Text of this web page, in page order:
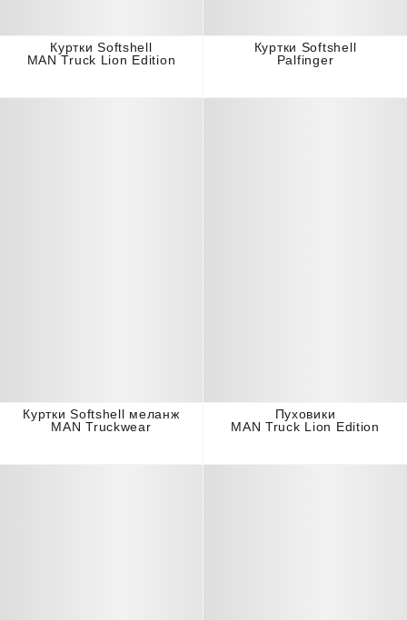
Куртки Softshell
MAN Truck Lion Edition
Куртки Softshell
Palfinger
Куртки Softshell меланж
MAN Truckwear
Пуховики
MAN Truck Lion Edition